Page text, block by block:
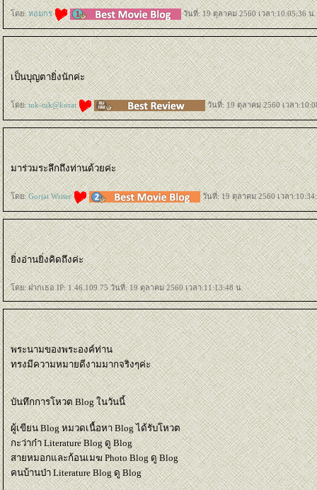
ดย:หอมกร วันที่: 19 ตุลาคม 2560 เวลา:10:05:36 น.
เป็นบุญตายิ่งนักค่ะ
ดย:tuk-tuk@korat วันที่: 19 ตุลาคม 2560 เวลา
มาร่วมระลึกถึงท่านด้วยค่ะ
ดย:Gorjai Writer วันที่: 19 ตุลาคม 2560 เวลา
ิ่งอ่านยิ่งคิดถึงค่ะ
ดย: ฝากเธอ IP: 1.46.109.75 วันที่: 19 ตุลาคม 2560 เวลา:11:13:48 น.
พระนามของพระองค์ท่าน
ทรงมีความหมายดีงามมากจริงๆค่ะ
บันทึกการโหวต Blog ในวันนี้
ผู้เขียน Blog หมวดเนื้อหา Blog ได้รับโหวต
กะว่าก๋า Literature Blog ดู Blog
สายหมอกและก้อนเมฆ Photo Blog ดู Blog
คนบ้านป่า Literature Blog ดู Blog